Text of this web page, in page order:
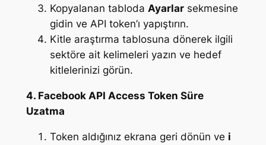
Kopyalanan tabloda Ayarlarsekmesine
gidin ve API token’ı yapıştırın.
Kitle araştırma tablosuna dönerek ilgili
sektöre ait kelimeleri yazın ve hedef
kitlelerinizi görün.
4. Facebook API Access Token Süre
Uzatma
Token aldığınız ekrana geri dönün ve i